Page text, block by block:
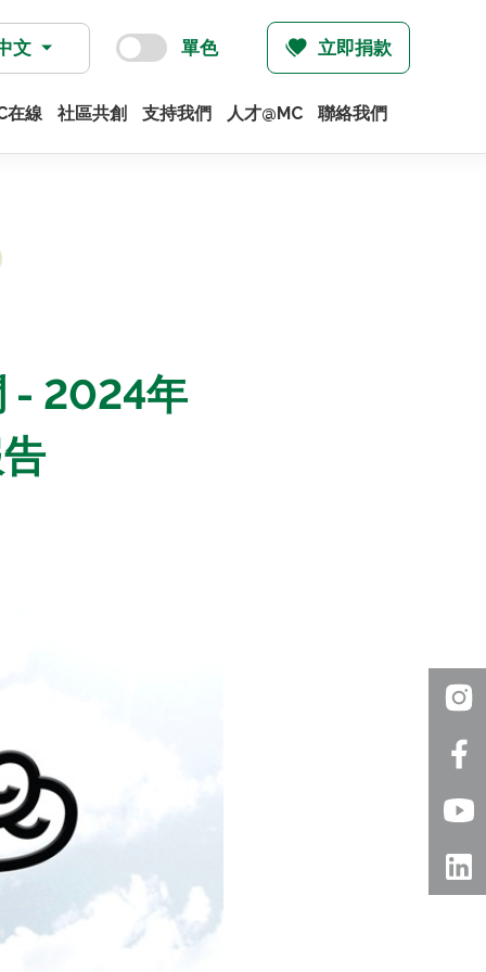
文 單色 立即捐款
在線 社區共創 支持我們 人才@MC 聯絡我們
- 2024年